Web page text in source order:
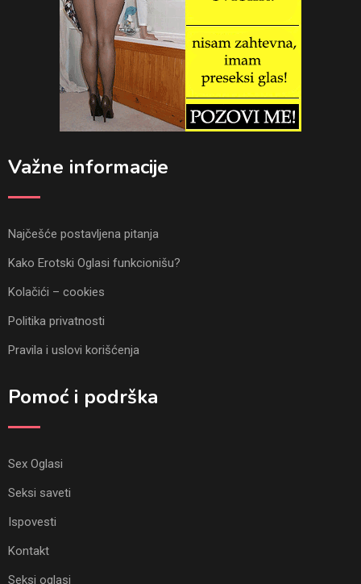
Važne informacije
Najčešće postavljena pitanja
Kako Erotski Oglasi funkcionišu?
Kolačići – cookies
Politika privatnosti
Pravila i uslovi korišćenja
Pomoć i podrška
Sex Oglasi
Seksi saveti
Ispovesti
Kontakt
Seksi oglasi